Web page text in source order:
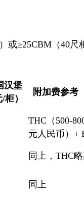
或≥25CBM（40
汉堡
）
附加费参考
THC（500-
元人民币）+
同上，THC
同上